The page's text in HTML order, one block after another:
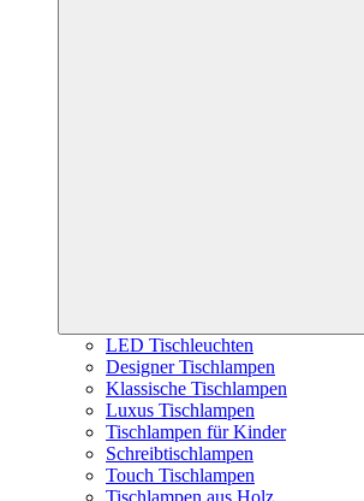
LED Tischleuchten
Designer Tischlampen
Klassische Tischlampen
Luxus Tischlampen
Tischlampen für Kinder
Schreibtischlampen
Touch Tischlampen
Tischlampen aus Holz